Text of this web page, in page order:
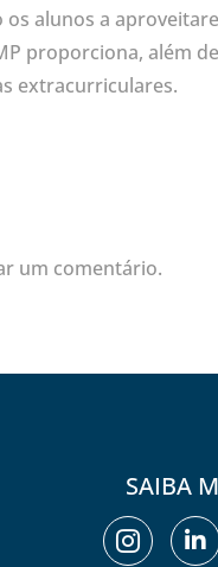
alunos a
proporciona, além
extracurriculares.
um comentário.
SAIBA
 